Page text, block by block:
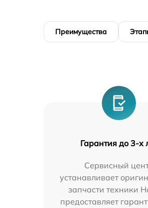
Преимущества
Гарантия до 3-х
Сервисный
устанавливает
запчасти техники
предоставляет